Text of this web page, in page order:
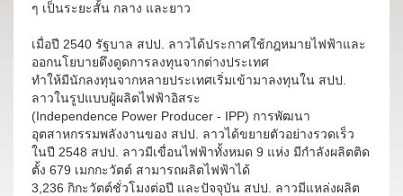
ๆ เป็นระยะสั้น กลาง และยาว
เมื่อปี 2540 รัฐบาล สปป. ลาวได้ประกาศใช้กฎหมายไฟฟ้าและ
ออกนโยบายดึงดูดการลงทุนจากต่างประเทศ
ทำให้มีนักลงทุนจากหลายประเทศเริ่มเข้ามาลงทุนใน สปป.
ลาวในรูปแบบผู้ผลิตไฟฟ้าอิสระ
(Independence Power Producer - IPP) การพัฒนา
อุตสาหกรรมพลังงานของ สปป. ลาวได้ขยายตัวอย่างรวดเร็ว
ในปี 2548 สปป. ลาวมีเขื่อนไฟฟ้าทั้งหมด 9 แห่ง มีกำลังผลิตติด
ตั้ง 679 เมกกะวัตต์ สามารถผลิตไฟฟ้าได้
3,236 กิกะวัตต์ชั่วโมงต่อปี และปัจจุบัน สปป. ลาวมีแหล่งผลิต